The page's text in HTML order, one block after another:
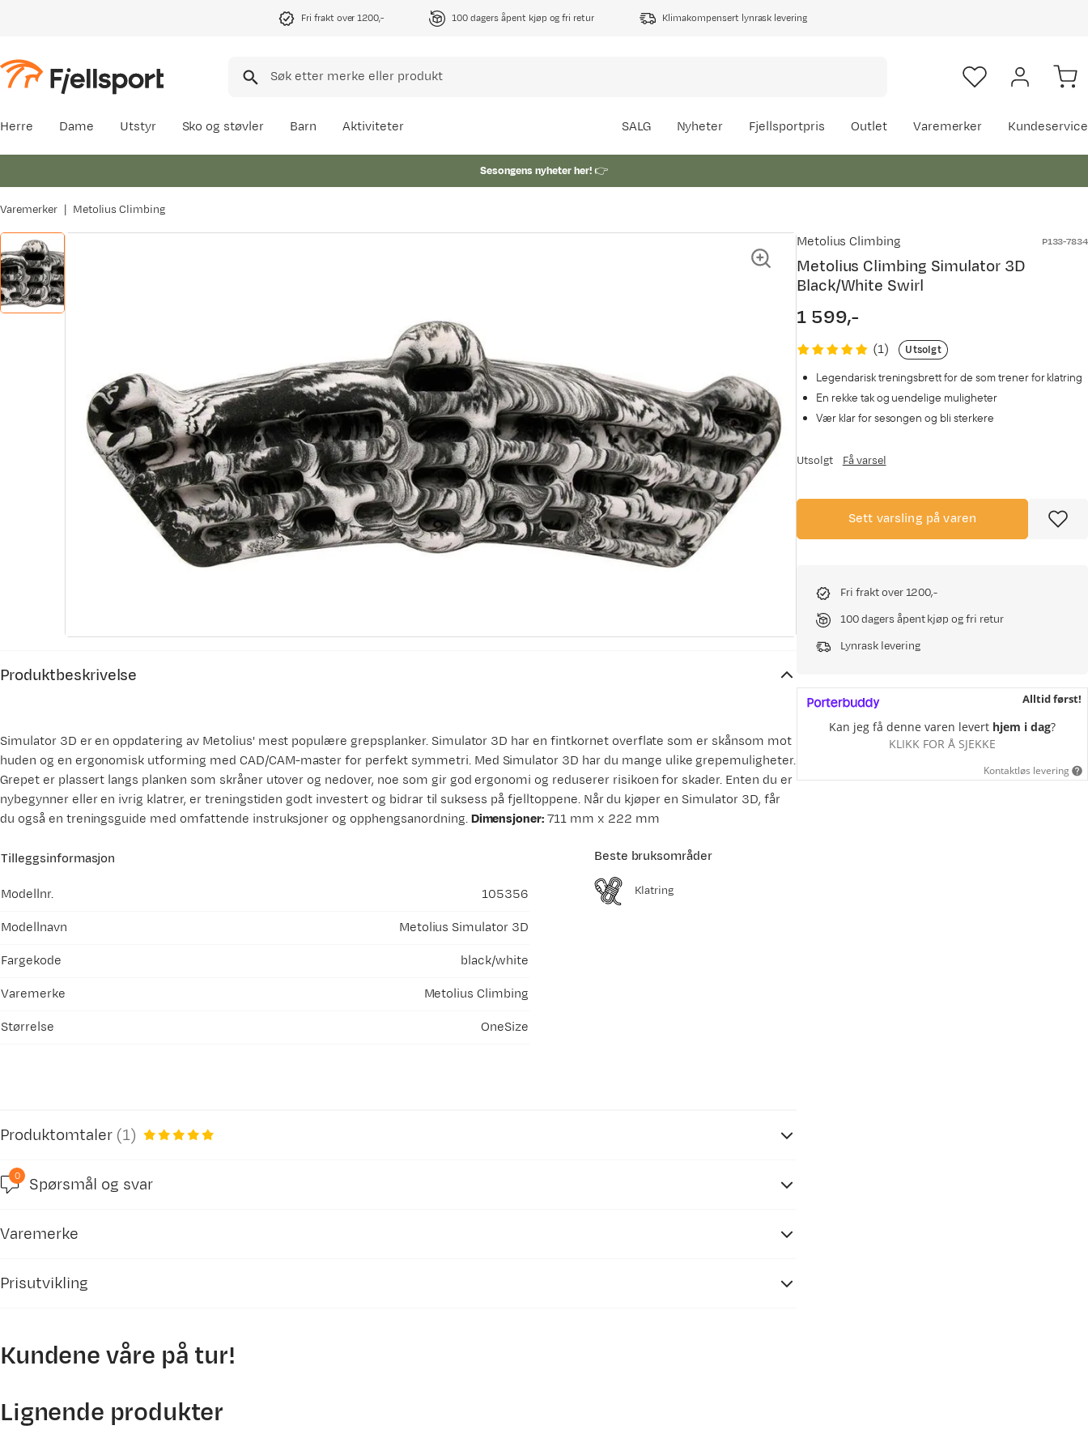
Fri frakt over 1200,- 100 dagers åpent kjøp og fri retur Klimakompensert lynrask levering
Herre Dame Utstyr Sko og støvler Barn Aktiviteter SALG Nyheter Fjellsportpris Outlet Varemerker Kundeservice
Sesongens nyheter her!👉
Varemerker Metolius Climbing
Produktbeskrivelse
Simulator 3D er en oppdatering av Metolius' mest populære grepsplanker. Simulator 3D har en fintkornet overflate som er skånsom mot
huden og en ergonomisk utforming med CAD/CAM-master for perfekt symmetri. Med Simulator 3D har du mange ulike grepemuligheter.
Grepet er plassert langs planken som skråner utover og nedover, noe som gir god ergonomi og reduserer risikoen for skader. Enten du er
nybegynner eller en ivrig klatrer, er treningstiden godt investert og bidrar til suksess på fjelltoppene. Når du kjøper en Simulator 3D, får
du også en treningsguide med omfattende instruksjoner og opphengsanordning.Dimensjoner:711 mm x 222 mm
Tilleggsinformasjon
Modellnr.
105356
Modellnavn
Metolius Simulator 3D
Fargekode
black/white
Varemerke
Metolius Climbing
Størrelse
OneSize
Beste bruksområder
Klatring
Produktomtaler (1)
5.0
Birgitte L Bekreftet kjøper
Kjøpt størrelse: OneSize
Valgt farge:
blue/white
0 Spørsmål og svar
Varemerke
Prisutvikling
Metolius Climbing P133-7834
Metolius Climbing Simulator 3D
Black/White Swirl
price
1 599,-
(1)
Utsolgt
Legendarisk treningsbrett for de som trener for klatring
En rekke tak og uendelige muligheter
Vær klar for sesongen og bli sterkere
Utsolgt Få varsel
Sett varsling på varen
Fri frakt over 1200,-
100 dagers åpent kjøp og fri retur
Lynrask levering
Alltid først!
Kan jeg få denne varen levert hjem i dag?
KLIKK FOR Å SJEKKE
Kontaktløs levering
Kundene våre på tur!
Lignende produkter